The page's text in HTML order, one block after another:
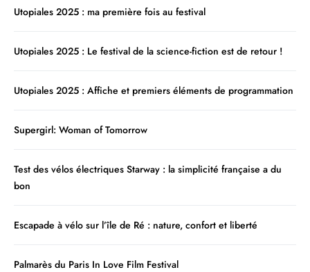
Utopiales 2025 : ma première fois au festival
Utopiales 2025 : Le festival de la science-fiction est de retour !
Utopiales 2025 : Affiche et premiers éléments de programmation
Supergirl: Woman of Tomorrow
Test des vélos électriques Starway : la simplicité française a du
bon
Escapade à vélo sur l’île de Ré : nature, confort et liberté
Palmarès du Paris In Love Film Festival